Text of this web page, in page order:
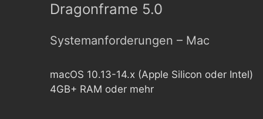
Dragonframe 5.0
Systemanforderungen – Mac
macOS 10.13-14.x (Apple Silicon oder Intel)
4GB+ RAM oder mehr